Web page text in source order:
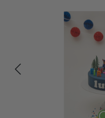
Bildergalerie überspringen